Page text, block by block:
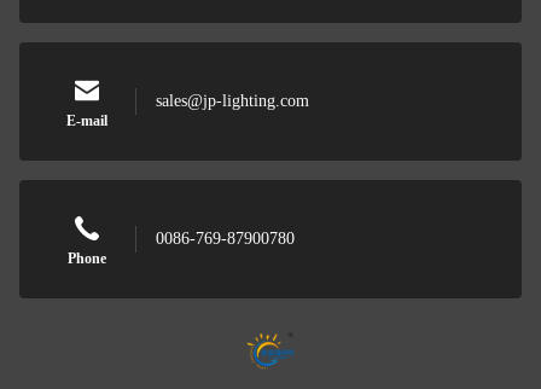
E-mail
sales@jp-lighting.com
Phone
0086-769-87900780